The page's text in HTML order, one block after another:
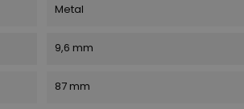
Metal
9,6 mm
87 mm